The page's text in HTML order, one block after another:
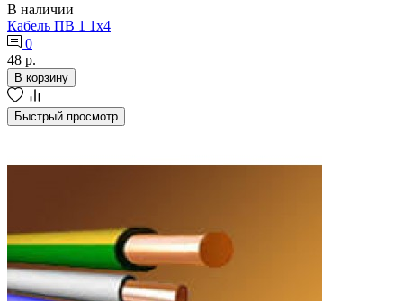
В наличии
Кабель ПВ 1 1х4
0
48 р.
В корзину
Быстрый просмотр